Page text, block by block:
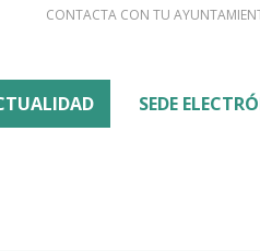
CONTACTA CON TU
SEDE